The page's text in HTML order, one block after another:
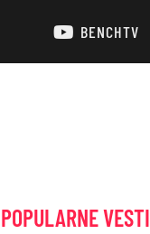
BENCHTV
POPULARNE VESTI